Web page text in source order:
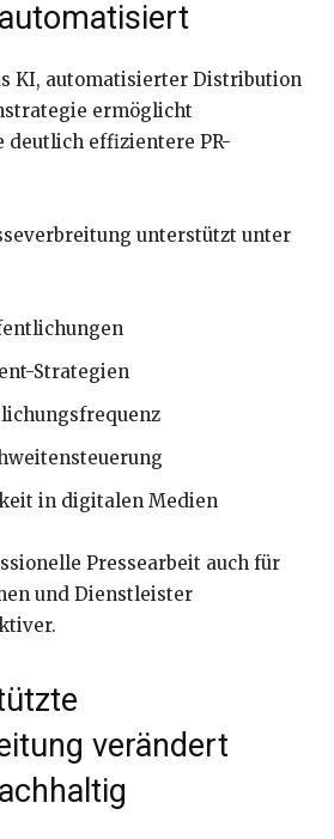
KI, automatisierter Distribution
ermöglicht
deutlich effizientere PR-
unterstützt unter
Strategien
in digitalen Medien
Pressearbeit auch für
und Dienstleister
verändert